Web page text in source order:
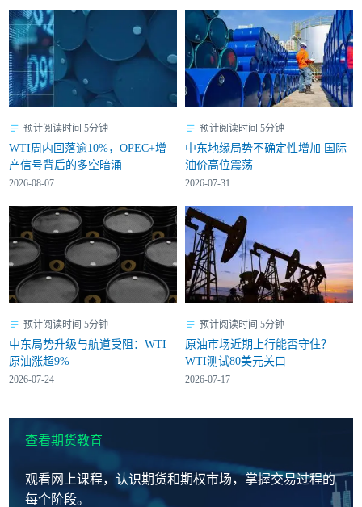
预计阅读时间 5分钟
WTI周内回落逾10%，OPEC+增
产信号背后的多空暗涌
2026-08-07
预计阅读时间 5分钟
中东地缘局势不确定性增加 国际
油价高位震荡
2026-07-31
预计阅读时间 5分钟
中东局势升级与航道受阻：WTI
原油涨超9%
2026-07-24
预计阅读时间 5分钟
原油市场近期上行能否守住？
WTI测试80美元关口
2026-07-17
查看期货教育
观看网上课程，认识期货和期权市场，掌握交易过程的
每个阶段。